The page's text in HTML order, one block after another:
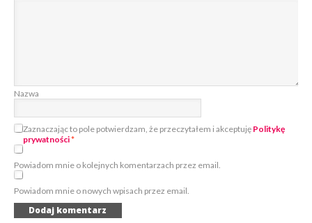
Nazwa
Zaznaczając to pole potwierdzam, że przeczytałem i akceptuję Politykę
prywatności*
Powiadom mnie o kolejnych komentarzach przez email.
Powiadom mnie o nowych wpisach przez email.